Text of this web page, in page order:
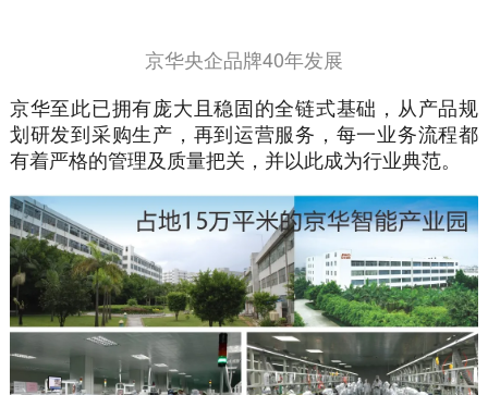
京华央企品牌40年发展
京华至此已拥有庞大且稳固的全链式基础，从产品规
划研发到采购生产，再到运营服务，每一业务流程都
有着严格的管理及质量把关，并以此成为行业典范。